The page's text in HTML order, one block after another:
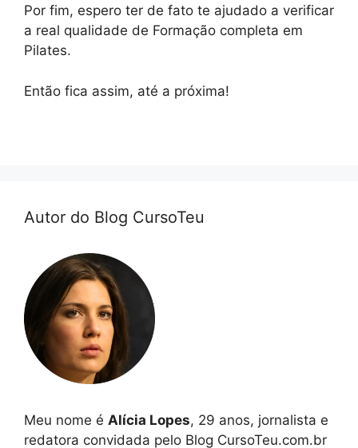
Por fim, espero ter de fato te ajudado a verificar
a real qualidade de Formação completa em
Pilates.
Então fica assim, até a próxima!
Autor do Blog CursoTeu
Meu nome é Alícia Lopes, 29 anos, jornalista e
redatora convidada pelo Blog CursoTeu.com.br